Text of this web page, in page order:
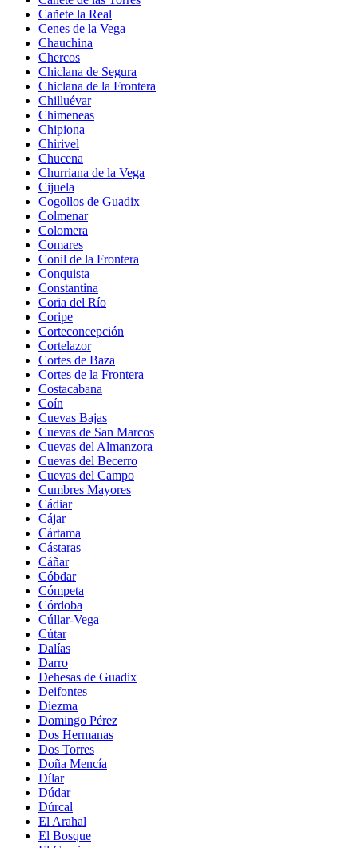
Cañete la Real
Cenes de la Vega
Chauchina
Chercos
Chiclana de Segura
Chiclana de la Frontera
Chilluévar
Chimeneas
Chipiona
Chirivel
Chucena
Churriana de la Vega
Cijuela
Cogollos de Guadix
Colmenar
Colomera
Comares
Conil de la Frontera
Conquista
Constantina
Coria del Río
Coripe
Corteconcepción
Cortelazor
Cortes de Baza
Cortes de la Frontera
Costacabana
Coín
Cuevas Bajas
Cuevas de San Marcos
Cuevas del Almanzora
Cuevas del Becerro
Cuevas del Campo
Cumbres Mayores
Cádiar
Cájar
Cártama
Cástaras
Cáñar
Cóbdar
Cómpeta
Córdoba
Cúllar-Vega
Cútar
Dalías
Darro
Dehesas de Guadix
Deifontes
Diezma
Domingo Pérez
Dos Hermanas
Dos Torres
Doña Mencía
Dílar
Dúdar
Dúrcal
El Arahal
El Bosque